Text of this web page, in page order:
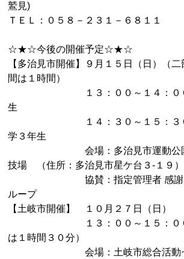
鷲見)
ＴＥＬ：０５８－２３１－６８１１
☆★☆今後の開催予定☆★☆
【多治見市開催】９月１５日（日）（
間は１時間）
１３：００～１４：００ 年
生
１４：３０～１５：３０ 小
学３年生
会場：多治見市運動公園
技場 （住所：多治見市星ケ台３-１９）
協賛：指定管理者 感謝と挑
ループ
【土岐市開催】 １０月２７日（日）
１３：００～１５：００（
は１時間３０分）
会場：土岐市総合活動セン